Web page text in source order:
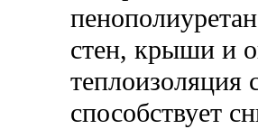
стен, крыши и
теплоизоляция
способствует